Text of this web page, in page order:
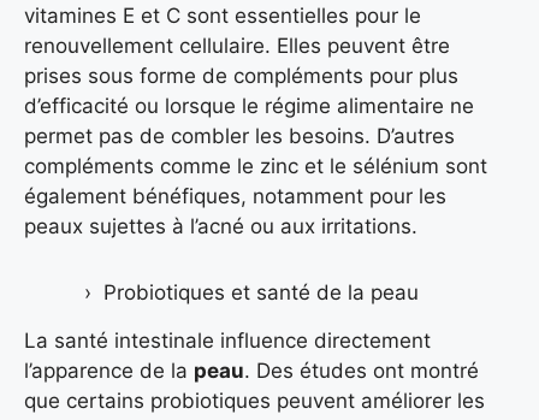
vitamines E et C sont essentielles pour le
renouvellement cellulaire. Elles peuvent être
prises sous forme de compléments pour plus
d’efficacité ou lorsque le régime alimentaire ne
permet pas de combler les besoins. D’autres
compléments comme le zinc et le sélénium sont
également bénéfiques, notamment pour les
peaux sujettes à l’acné ou aux irritations.
Probiotiques et santé de la peau
La santé intestinale influence directement
l’apparence de la peau. Des études ont montré
que certains probiotiques peuvent améliorer les